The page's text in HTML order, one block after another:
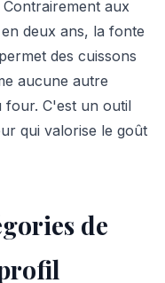
aux
deux ans, la fonte
des cuissons
aucune autre
four. C'est un outil
qui valorise le goût
de